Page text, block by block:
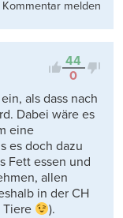
Kommentar melden
44
0
als dass nach
Dabei wäre es
eine
es doch dazu
Fett essen und
allen
in der CH
).